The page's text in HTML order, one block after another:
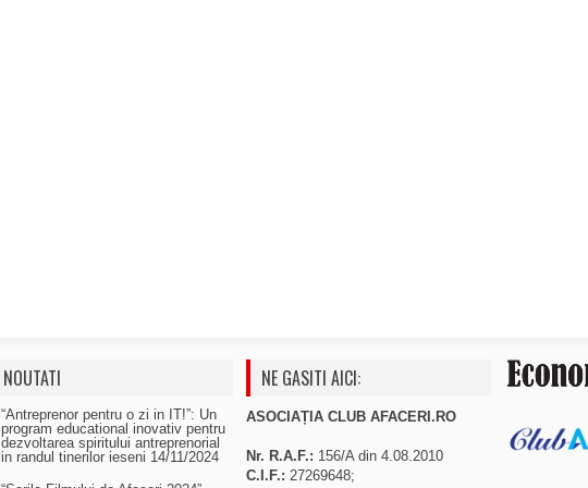
NOUTATI
“Antreprenor pentru o zi in IT!”: Un
program educational inovativ pentru
dezvoltarea spiritului antreprenorial
in randul tinerilor ieseni 14/11/2024
NE GASITI AICI:
ASOCIAȚIA CLUB AFACERI.RO
Nr. R.A.F.: 156/A din 4.08.2010
C.I.F.: 27269648;